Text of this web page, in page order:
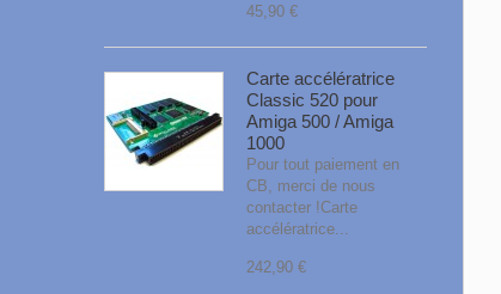
45,90 €
Carte accélératrice
Classic 520 pour
Amiga 500 / Amiga
1000
Pour tout paiement en
CB, merci de nous
contacter !Carte
accélératrice...
242,90 €